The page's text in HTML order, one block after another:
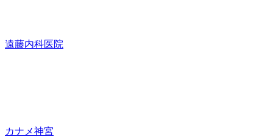
遠藤内科医院
カナメ神宮